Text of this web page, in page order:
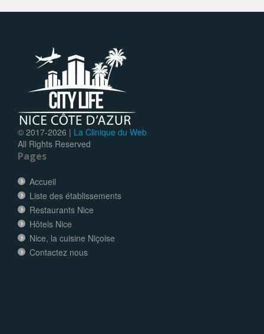
© 2017-2026 | La Clinique du Web
All Rights Reserved
Pages
Accueil
Liste des établissements
Restaurants Nice
Hôtels Nice
Nice, la cuisine Niçoise
Contactez nous